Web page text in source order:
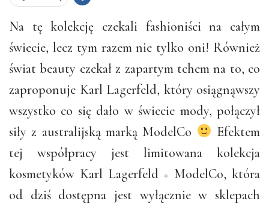
Na tę kolekcję czekali fashioniści na całym
świecie, lecz tym razem nie tylko oni! Również
świat beauty czekał z zapartym tchem na to, co
zaproponuje Karl Lagerfeld, który osiągnąwszy
wszystko co się dało w świecie mody, połączył
siły z australijską marką ModelCo
Efektem
tej współpracy jest limitowana kolekcja
kosmetyków Karl Lagerfeld + ModelCo, która
od dziś dostępna jest wyłącznie w sklepach